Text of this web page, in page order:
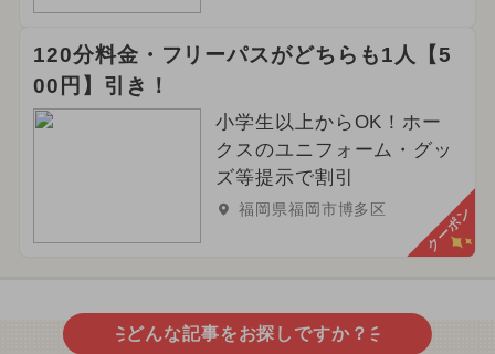
120分料金・フリーパスがどちらも1人【5
00円】引き！
小学生以上からOK！ホー
クスのユニフォーム・グッ
ズ等提示で割引
福岡県福岡市博多区 クーポン
どんな記事をお探しですか？